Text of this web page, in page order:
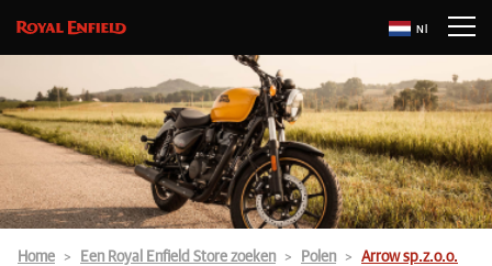
Nl
Home Een Royal Enfield Store zoeken Polen Arrow sp.z.o.o.